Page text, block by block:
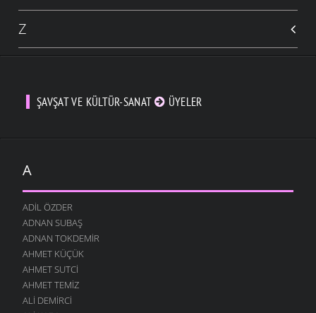
Z
ŞAVŞAT VE KÜLTÜR-SANAT ÜYELER
A
ADIL ÖZDER
ADNAN SUBAŞ
ADNAN TOKDEMIR
AHMET KÜÇÜK
AHMET SUTCI
AHMET TEMIZ
ALI DEMIRCI